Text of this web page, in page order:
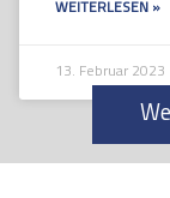
WEITERLESEN »
13. Februar 2023